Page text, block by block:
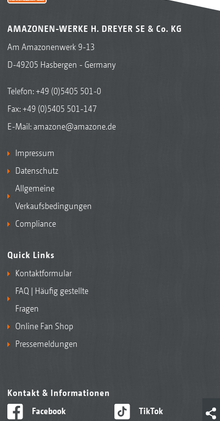
AMAZONEN-WERKE H. DREYER SE & Co. KG
Am Amazonenwerk 9-13
D-49205 Hasbergen - Germany
Telefon:+49 (0)5405 501-0
Fax: +49 (0)5405 501-147
E-Mail: amazone@amazone.de
Impressum
Datenschutz
Allgemeine
Verkaufsbedingungen
Compliance
Quick Links
Kontaktformular
FAQ | Häufig gestellte
Fragen
Online Fan Shop
Pressemeldungen
Kontakt & Informationen
Facebook
TikTok